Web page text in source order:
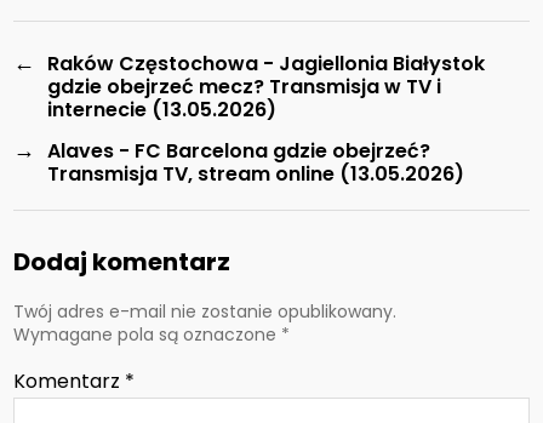
←
Raków Częstochowa - Jagiellonia Białystok
gdzie obejrzeć mecz? Transmisja w TV i
internecie (13.05.2026)
→ Alaves - FC Barcelona gdzie obejrzeć?
Transmisja TV, stream online (13.05.2026)
Dodaj komentarz
Twój adres e-mail nie zostanie opublikowany.
Wymagane pola są oznaczone *
Komentarz *